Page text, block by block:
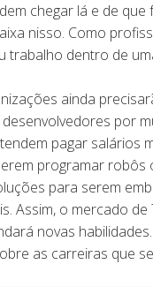
chegar lá e de que
nisso. Como
trabalho dentro de
ainda
por
pagar salários
programar robôs
para serem
Assim, o mercado de
novas
as carreiras que